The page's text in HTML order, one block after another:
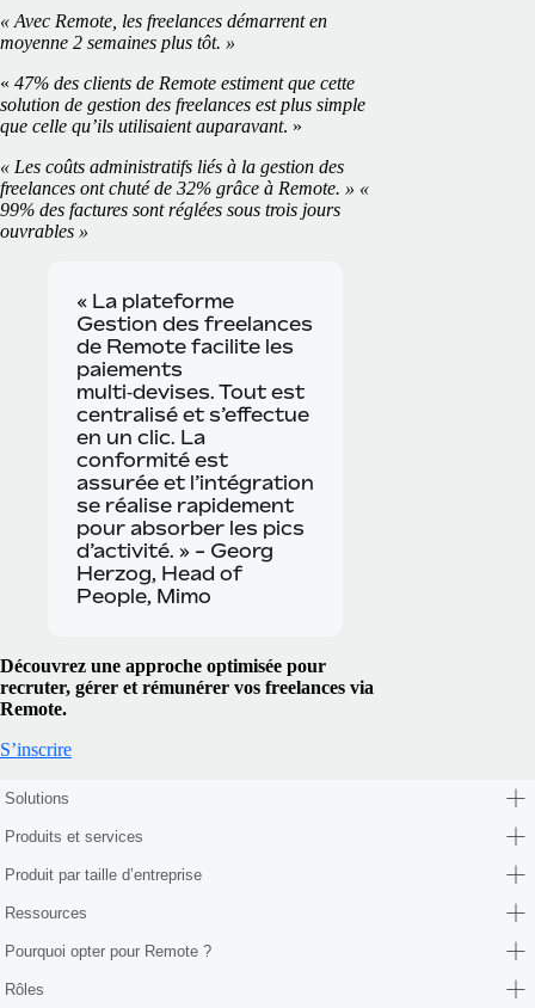
« Avec Remote, les freelances démarrent en
moyenne 2 semaines plus tôt. »
« 47% des clients de Remote estiment que cette
solution de gestion des freelances est plus simple
que celle qu’ils utilisaient auparavant. »
« Les coûts administratifs liés à la gestion des
freelances ont chuté de 32% grâce à Remote. » «
99% des factures sont réglées sous trois jours
ouvrables »
« La plateforme
Gestion des freelances
de Remote facilite les
paiements
multi‑devises. Tout est
centralisé et s’effectue
en un clic. La
conformité est
assurée et l’intégration
se réalise rapidement
pour absorber les pics
d’activité. » - Georg
Herzog, Head of
People, Mimo
Découvrez une approche optimisée pour
recruter, gérer et rémunérer vos freelances via
Remote.
S’inscrire
Solutions
Produits et services
Produit par taille d’entreprise
Ressources
Pourquoi opter pour Remote ?
Rôles